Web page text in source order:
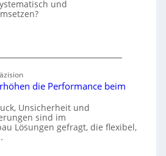
und
die Performance beim
Unsicherheit und
sind im
Lösungen gefragt, die flexibel,